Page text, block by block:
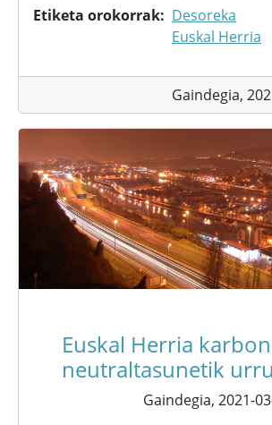
Etiketa orokorrak
Desoreka
Euskal Herria
Gaindegia,
Euskal Herria
neutraltasunetik
Gaindegia, 2021-